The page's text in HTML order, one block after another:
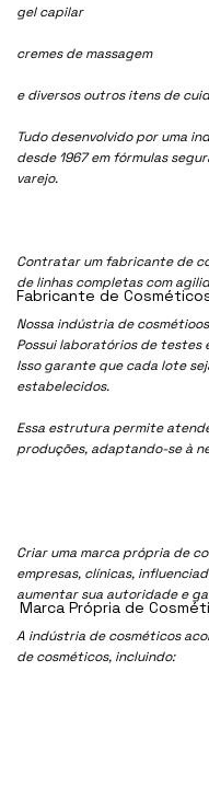
gel capilar
cremes de massagem
e diversos outros itens de
Tudo desenvolvido por uma
desde 1967 em fórmulas
varejo.
Contratar um fabricante de
de linhas completas com
Nossa indústria de
Possui laboratórios de testes
Isso garante que cada lote
estabelecidos.
Essa estrutura permite
produções, adaptando-se à
Criar uma marca própria de
empresas, clínicas,
aumentar sua autoridade e
A indústria de cosméticos
de cosméticos, incluindo:
Fabricante de
Marca Própria de